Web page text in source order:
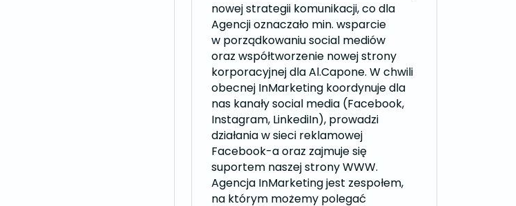
nowej strategii komunikacji, co dla
Agencji oznaczało min. wsparcie
w porządkowaniu social mediów
oraz współtworzenie nowej strony
korporacyjnej dla Al.Capone. W chwili
obecnej InMarketing koordynuje dla
nas kanały social media (Facebook,
Instagram, LinkediIn), prowadzi
działania w sieci reklamowej
Facebook-a oraz zajmuje się
suportem naszej strony WWW.
Agencja InMarketing jest zespołem,
na którym możemy polegać